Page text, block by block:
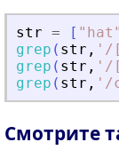
str = [ " hat "
grep ( str , ' /
grep ( str , ' /
grep ( str , ' /
Смотрите